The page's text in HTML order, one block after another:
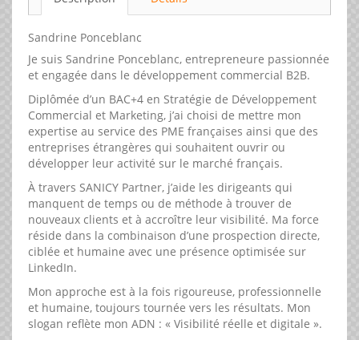
Sandrine Ponceblanc
Je suis Sandrine Ponceblanc, entrepreneure passionnée
et engagée dans le développement commercial B2B.
Diplômée d’un BAC+4 en Stratégie de Développement
Commercial et Marketing, j’ai choisi de mettre mon
expertise au service des PME françaises ainsi que des
entreprises étrangères qui souhaitent ouvrir ou
développer leur activité sur le marché français.
À travers SANICY Partner, j’aide les dirigeants qui
manquent de temps ou de méthode à trouver de
nouveaux clients et à accroître leur visibilité. Ma force
réside dans la combinaison d’une prospection directe,
ciblée et humaine avec une présence optimisée sur
LinkedIn.
Mon approche est à la fois rigoureuse, professionnelle
et humaine, toujours tournée vers les résultats. Mon
slogan reflète mon ADN : « Visibilité réelle et digitale ».